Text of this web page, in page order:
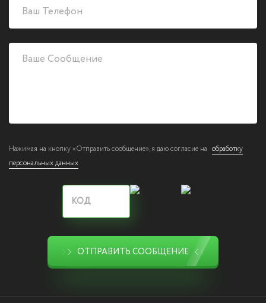
Нажимая на кнопку «Отправить сообщение», я даю согласие на обработку
персональных данных
ОТПРАВИТЬ СООБЩЕНИЕ